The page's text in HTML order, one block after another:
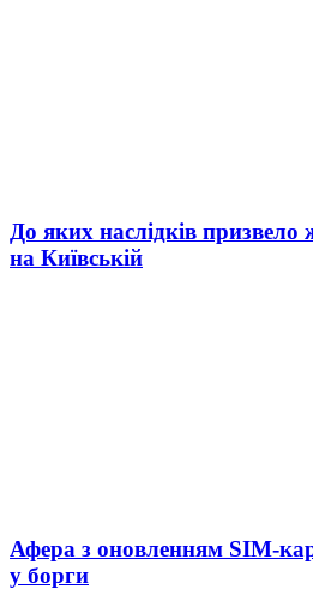
До яких наслідків
на Київській
Афера з оновленням SIM-
у борги